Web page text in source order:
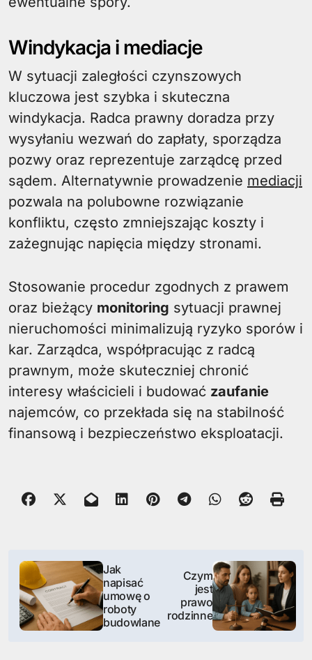
Windykacja i mediacje
W sytuacji zaległości czynszowych
kluczowa jest szybka i skuteczna
windykacja. Radca prawny doradza przy
wysyłaniu wezwań do zapłaty, sporządza
pozwy oraz reprezentuje zarządcę przed
sądem. Alternatywnie prowadzenie mediacji
pozwala na polubowne rozwiązanie
konfliktu, często zmniejszając koszty i
zażegnując napięcia między stronami.
Stosowanie procedur zgodnych z prawem
oraz bieżący monitoring sytuacji prawnej
nieruchomości minimalizują ryzyko sporów i
kar. Zarządca, współpracując z radcą
prawnym, może skuteczniej chronić
interesy właścicieli i budować zaufanie
najemców, co przekłada się na stabilność
finansową i bezpieczeństwo eksploatacji.
N
w
Jak
napisać
umowę o
roboty
budowlane
Czym
jest
prawo
rodzinne